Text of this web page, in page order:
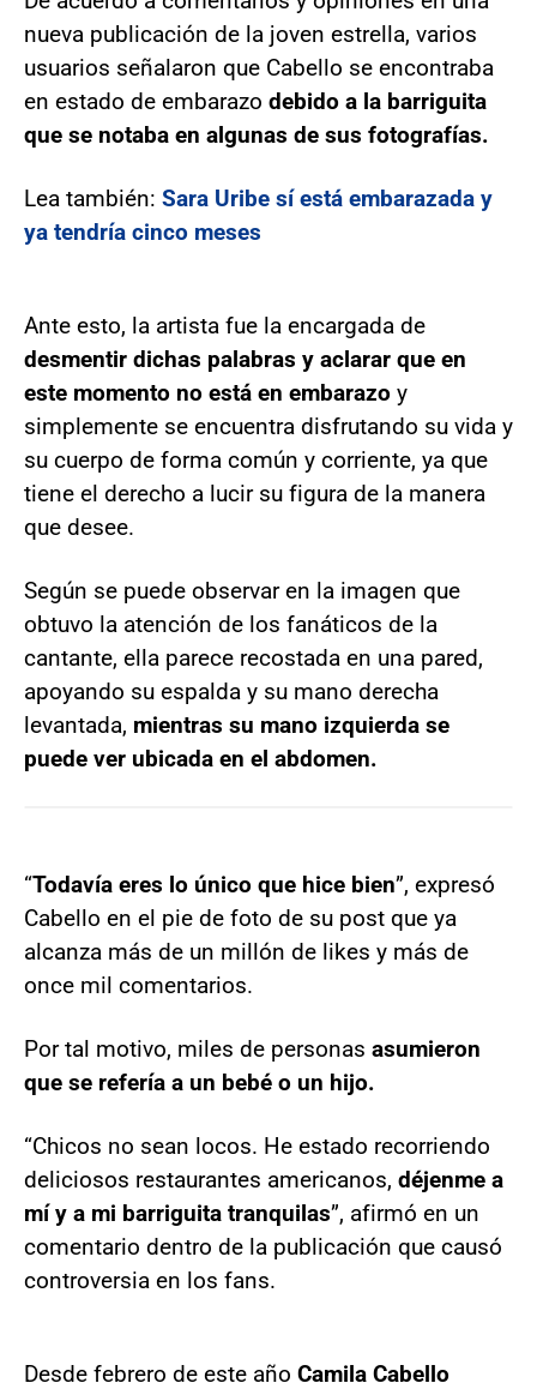
nueva publicación de la joven estrella, varios
usuarios señalaron que Cabello se encontraba
en estado de embarazo debido a la barriguita
que se notaba en algunas de sus fotografías.
Lea también: Sara Uribe sí está embarazada y
ya tendría cinco meses
Ante esto, la artista fue la encargada de
desmentir dichas palabras y aclarar que en
este momento no está en embarazo y
simplemente se encuentra disfrutando su vida y
su cuerpo de forma común y corriente, ya que
tiene el derecho a lucir su figura de la manera
que desee.
Según se puede observar en la imagen que
obtuvo la atención de los fanáticos de la
cantante, ella parece recostada en una pared,
apoyando su espalda y su mano derecha
levantada, mientras su mano izquierda se
puede ver ubicada en el abdomen.
“Todavía eres lo único que hice bien”, expresó
Cabello en el pie de foto de su post que ya
alcanza más de un millón de likes y más de
once mil comentarios.
Por tal motivo, miles de personas asumieron
que se refería a un bebé o un hijo.
“Chicos no sean locos. He estado recorriendo
deliciosos restaurantes americanos, déjenme a
mí y a mi barriguita tranquilas”, afirmó en un
comentario dentro de la publicación que causó
controversia en los fans.
Desde febrero de este año Camila Cabello